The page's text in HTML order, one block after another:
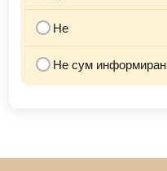
Не
Не сум информиран